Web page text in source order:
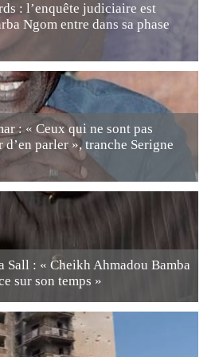
: l’enquête judiciaire est
Ngom entre dans sa phase
: « Ceux qui ne sont pas
parler », tranche Serigne
Sall : « Cheikh Ahmadou Bamba
sur son temps »